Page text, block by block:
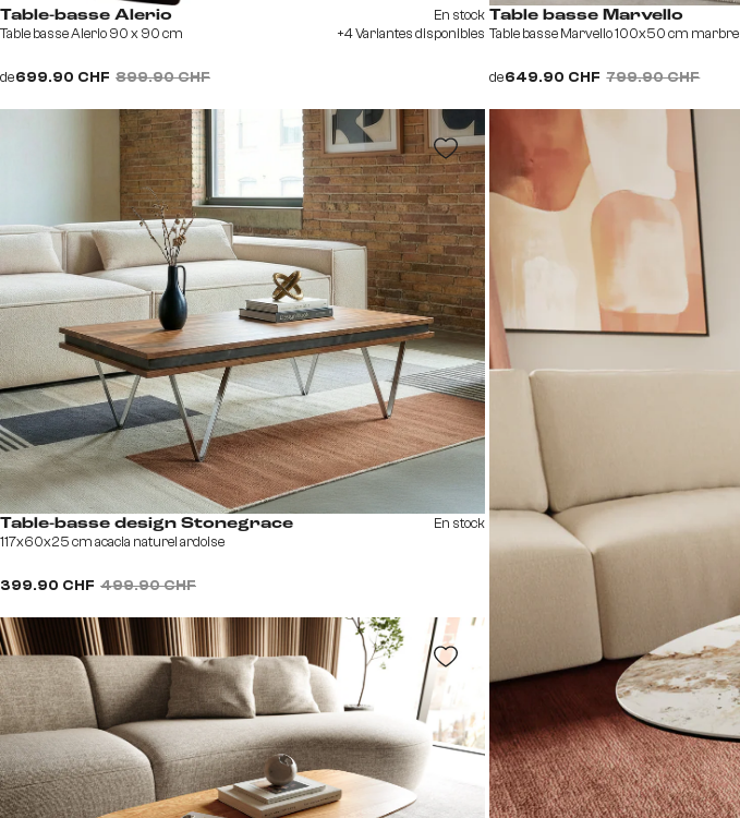
Table-basse Alerio
Table basse Alerio 90 x 90 cm
de699.90 CHF 899.90 CHF
En stock
+4 Variantes disponibles
Table basse Marvello
Table basse Marvello 100x50 cm marbre
de649.90 CHF 799.90 CHF
Table-basse design Stonegrace
117x60x25 cm acacia naturel ardoise
399.90 CHF 499.90 CHF
En stock